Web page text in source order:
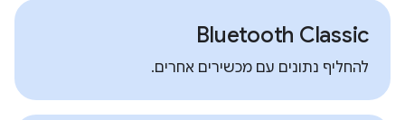
Bluetooth Classic
להחליף נתונים עם מכשירים אחרים.